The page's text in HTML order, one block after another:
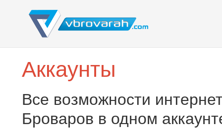
Аккаунты
Все возможности
Броваров в одном